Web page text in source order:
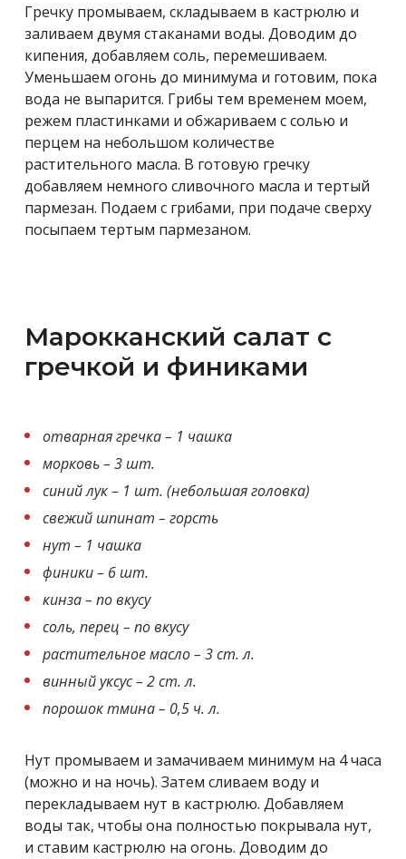
Гречку промываем, складываем в кастрюлю и
заливаем двумя стаканами воды. Доводим до
кипения, добавляем соль, перемешиваем.
Уменьшаем огонь до минимума и готовим, пока
вода не выпарится. Грибы тем временем моем,
режем пластинками и обжариваем с солью и
перцем на небольшом количестве
растительного масла. В готовую гречку
добавляем немного сливочного масла и тертый
пармезан. Подаем с грибами, при подаче сверху
посыпаем тертым пармезаном.
Марокканский салат с
гречкой и финиками
отварная гречка – 1 чашка
морковь – 3 шт.
синий лук – 1 шт. (небольшая головка)
свежий шпинат – горсть
нут – 1 чашка
финики – 6 шт.
кинза – по вкусу
соль, перец – по вкусу
растительное масло – 3 ст. л.
винный уксус – 2 ст. л.
порошок тмина – 0,5 ч. л.
Нут промываем и замачиваем минимум на 4 часа
(можно и на ночь). Затем сливаем воду и
перекладываем нут в кастрюлю. Добавляем
воды так, чтобы она полностью покрывала нут,
и ставим кастрюлю на огонь. Доводим до